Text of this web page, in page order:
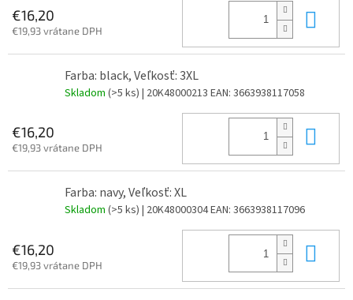
€16,20
€19,93 vrátane DPH
Farba: black, Veľkosť: 3XL
Skladom (>5 ks) | 20K48000213 EAN: 3663938117058
€16,20
€19,93 vrátane DPH
Farba: navy, Veľkosť: XL
Skladom (>5 ks) | 20K48000304EAN: 3663938117096
€16,20
€19,93 vrátane DPH